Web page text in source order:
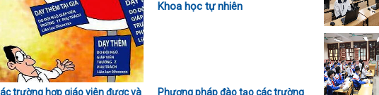
trường hợp giáo viên được và Phương pháp đào tạo các trường